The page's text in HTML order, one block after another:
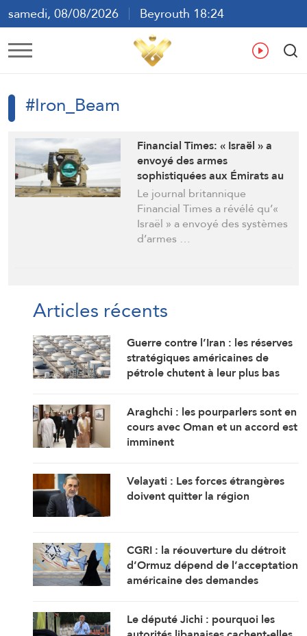
samedi, 08/08/2026
Beyrouth 18:24
ع
#Iron_Beam
Financial Times: « Israël » a
envoyé des armes
sophistiquées aux Émirats au
lendemain de la guerre contre
l’Iran
Le journal britannique
Financial Times a révélé qu’«
Israël » a envoyé des systèmes
d’armes …
Articles récents
Guerre contre l’Iran : les réserves
stratégiques américaines de
pétrole chutent à leur plus bas
Araghchi : les pourparlers sont en
cours avec Oman et un accord est
imminent
Velayati : Les forces étrangères
doivent quitter la région
CGRI : la réouverture du détroit
d’Ormuz dépend de l’acceptation
américaine des demandes
Le député Jichi : pourquoi les